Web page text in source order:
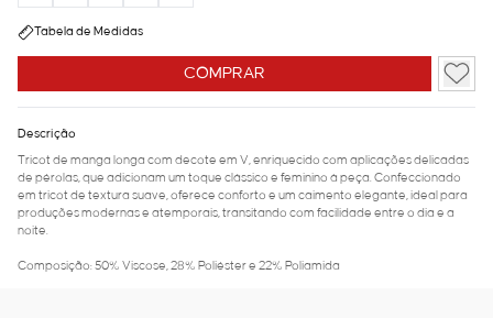
COMPRAR
Tabela de Medidas
Descrição
Tricot de manga longa com decote em V, enriquecido com aplicações delicadas
de pérolas, que adicionam um toque clássico e feminino à peça. Confeccionado
em tricot de textura suave, oferece conforto e um caimento elegante, ideal para
produções modernas e atemporais, transitando com facilidade entre o dia e a
noite.
Composição: 50% Viscose, 28% Poliéster e 22% Poliamida